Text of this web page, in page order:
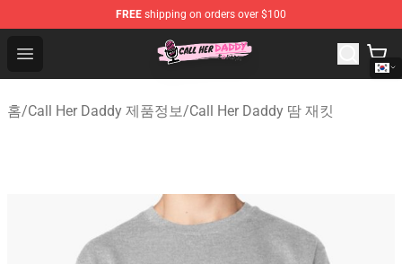
FREE shipping on orders over $100
Open menu
Call Her Daddy Store - Official Call Her Daddy
홈/Call Her Daddy 제품정보/Call Her Daddy 땀 재킷